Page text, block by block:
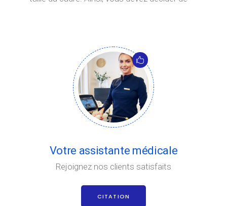
Votre assistante médicale
Rejoignez nos clients satisfaits
CITATION